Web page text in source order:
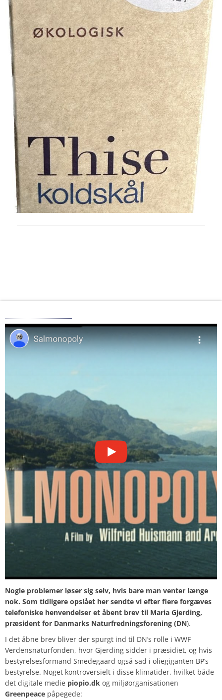
Nogle problemer løser sig selv, hvis bare man venter længe
nok. Som tidligere opslået her sendte vi efter flere forgæves
telefoniske henvendelser et åbent brev til Maria Gjerding,
præsident for Danmarks Naturfredningsforening (DN).
I det åbne brev bliver der spurgt ind til DN’s rolle i WWF
Verdensnaturfonden, hvor Gjerding sidder i præsidiet, og hvis
bestyrelsesformand Smedegaard også sad i oliegiganten BP’s
bestyrelse. Noget kontroversielt i disse klimatider, hvilket både
det digitale medie piopio.dk og miljøorganisationen
Greenpeace påpegede: